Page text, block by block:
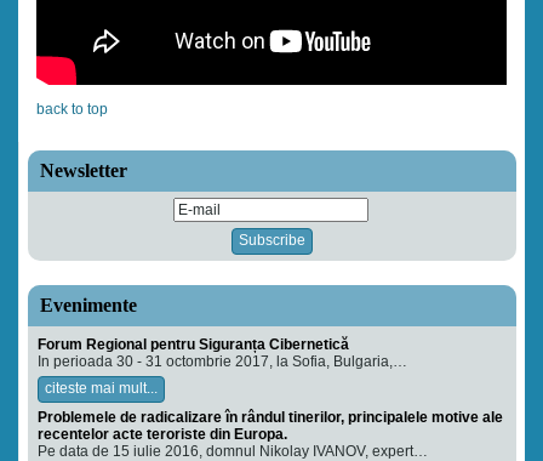
back to top
Newsletter
Evenimente
Forum Regional pentru Siguranța Cibernetică
In perioada 30 - 31 octombrie 2017, la Sofia, Bulgaria,…
citeste mai mult...
Problemele de radicalizare în rândul tinerilor, principalele motive ale
recentelor acte teroriste din Europa.
Pe data de 15 iulie 2016, domnul Nikolay IVANOV, expert…